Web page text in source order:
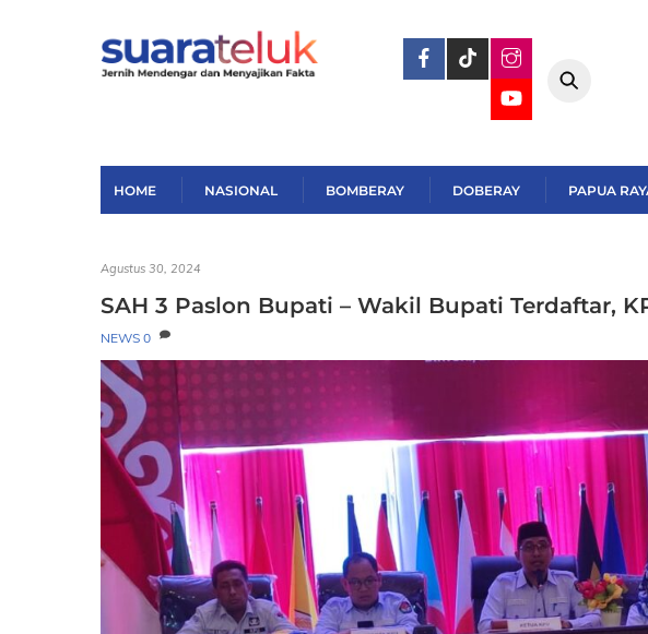
HOME NASIONAL BOMBERAY DOBERAY PAPUA
Agustus 30, 2024
SAH 3 Paslon Bupati – Wakil Bupati Terdaftar,
NEWS 0